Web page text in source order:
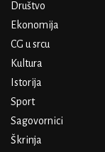
Društvo
Ekonomija
CG u srcu
Kultura
Istorija
Sport
Sagovornici
Škrinja